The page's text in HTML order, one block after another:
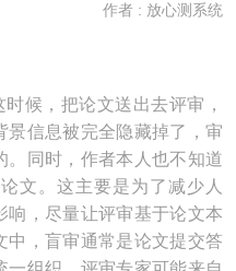
作者 : 放心测系统
候，把论文送出去评审，
景信息被完全隐藏掉了，审
。同时，作者本人也不知道
文。这主要是为了减少人
响，尽量让评审基于论文本
中，盲审通常是论文提交答